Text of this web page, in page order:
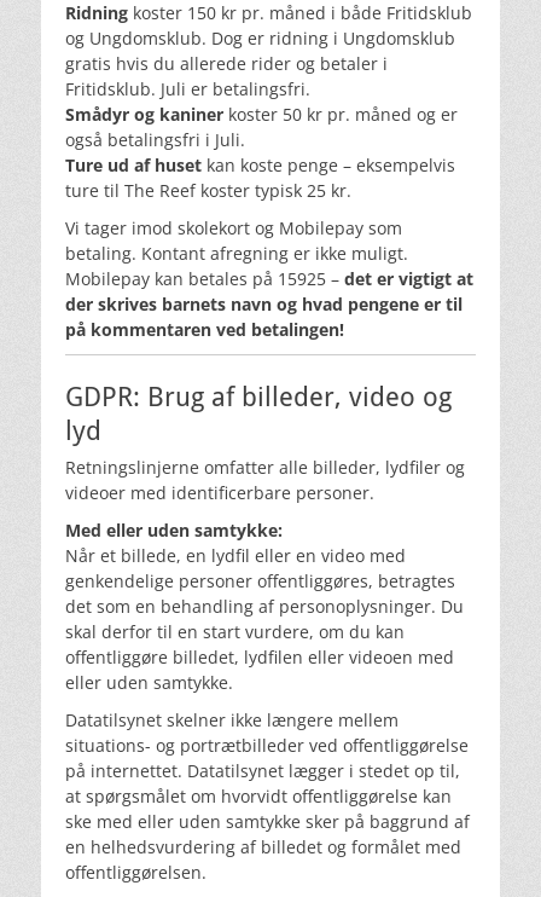
Ridning koster 150 kr pr. måned i både Fritidsklub
og Ungdomsklub. Dog er ridning i Ungdomsklub
gratis hvis du allerede rider og betaler i
Fritidsklub. Juli er betalingsfri.
Smådyr og kaniner koster 50 kr pr. måned og er
også betalingsfri i Juli.
Ture ud af huset kan koste penge – eksempelvis
ture til The Reef koster typisk 25 kr.
Vi tager imod skolekort og Mobilepay som
betaling. Kontant afregning er ikke muligt.
Mobilepay kan betales på 15925 – det er vigtigt at
der skrives barnets navn og hvad pengene er til
på kommentaren ved betalingen!
GDPR: Brug af billeder, video og
lyd
Retningslinjerne omfatter alle billeder, lydfiler og
videoer med identificerbare personer.
Med eller uden samtykke:
Når et billede, en lydfil eller en video med
genkendelige personer offentliggøres, betragtes
det som en behandling af personoplysninger. Du
skal derfor til en start vurdere, om du kan
offentliggøre billedet, lydfilen eller videoen med
eller uden samtykke.
Datatilsynet skelner ikke længere mellem
situations- og portrætbilleder ved offentliggørelse
på internettet. Datatilsynet lægger i stedet op til,
at spørgsmålet om hvorvidt offentliggørelse kan
ske med eller uden samtykke sker på baggrund af
en helhedsvurdering af billedet og formålet med
offentliggørelsen.